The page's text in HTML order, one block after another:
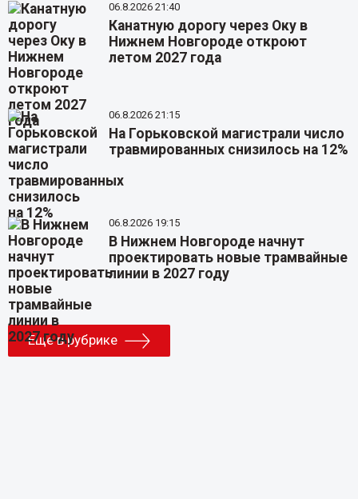
06.8.2026 21:40
Канатную дорогу через Оку в
Нижнем Новгороде откроют
летом 2027 года
06.8.2026 21:15
На Горьковской магистрали число
травмированных снизилось на 12%
06.8.2026 19:15
В Нижнем Новгороде начнут
проектировать новые трамвайные
линии в 2027 году
Еще в рубрике